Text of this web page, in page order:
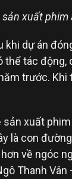
xuất phim
khi dự án
thể tác
trước.
xuất
là con
về ngóc
Thanh